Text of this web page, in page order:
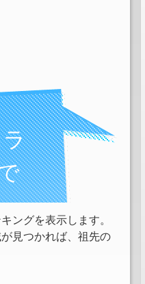
ングを表示します。
見つかれば、祖先の